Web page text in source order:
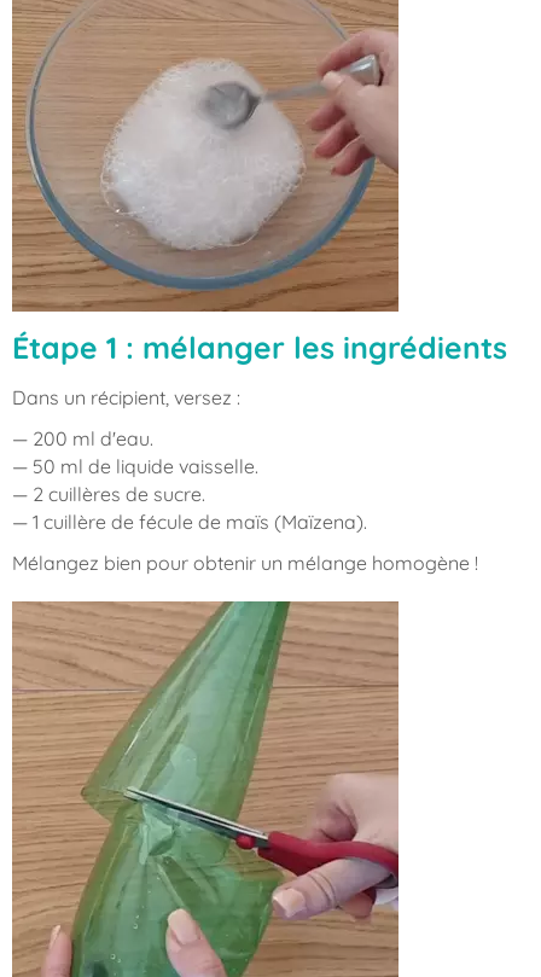
Étape 1 : mélanger les ingrédients
Dans un récipient, versez :
— 200 ml d'eau.
— 50 ml de liquide vaisselle.
— 2 cuillères de sucre.
— 1 cuillère de fécule de maïs (Maïzena).
Mélangez bien pour obtenir un mélange homogène !